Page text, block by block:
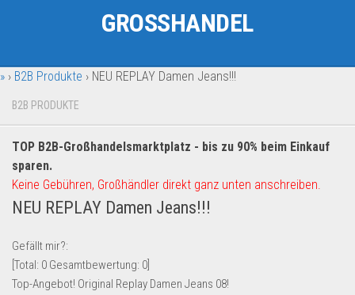
Fahrzeuge & Transport
Garten & Werkzeug
Geschäft, Büro & Schreibwaren
Geschenkartikel
Handy und Smartphone
Kosmetik & Pflege
Multimedia & Elektro
Münzen
GROSSHANDEL
» › B2B Produkte › NEU REPLAY Damen Jeans!!!
B2B PRODUKTE
TOP B2B-Großhandelsmarktplatz - bis zu 90% beim Einkauf
sparen.
Keine Gebühren, Großhändler direkt ganz unten anschreiben.
NEU REPLAY Damen Jeans!!!
Gefällt mir?:
[Total: 0 Gesamtbewertung: 0
Top-Angebot! Original Replay Damen Jeans 08!